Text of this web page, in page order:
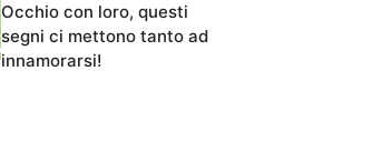
Occhio con loro, questi
segni ci mettono tanto ad
innamorarsi!